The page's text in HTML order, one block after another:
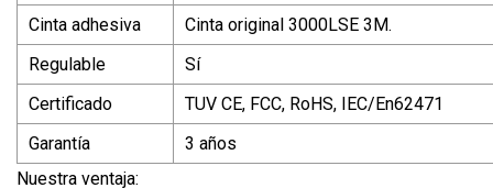
Cinta adhesiva
Cinta original 3000LSE 3M.
Regulable
Sí
Certificado
TUV CE, FCC, RoHS, IEC/En62471
Garantía
3 años
Nuestra ventaja: